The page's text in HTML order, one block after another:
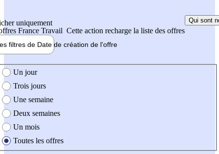
uniquement
France Travail Cette action recharge la liste des offres
Qui sont
filtres de Date de création de l'offre
création de l'offre
Un jour
Trois jours
Une semaine
Deux semaines
Un mois
Toutes les offres